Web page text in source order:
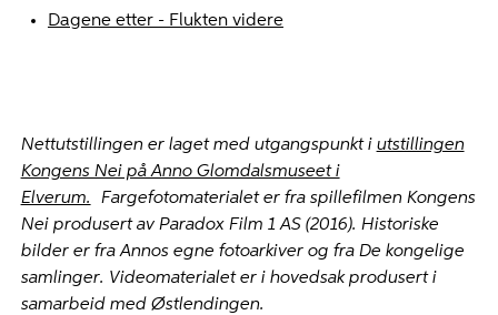
Dagene etter - Flukten videre
Nettutstillingen er laget med utgangspunkt i utstillingen
Kongens Nei på Anno Glomdalsmuseet i
Elverum.
Fargefotomaterialet er fra spillefilmen Kongens
Nei produsert av Paradox Film 1 AS (2016). Historiske
bilder er fra Annos egne fotoarkiver og fra De kongelige
samlinger. Videomaterialet er i hovedsak produsert i
samarbeid med Østlendingen.